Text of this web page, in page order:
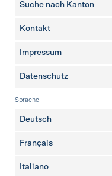
Suche nach Kanton
weitere Seiten
Kontakt
Impressum
Datenschutz
Sprache
Deutsch
Français
Italiano